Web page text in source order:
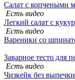
Салат с копчеными
Есть видео
Легкий салат с
Есть видео
Вареники со
Заварное тесто для
Есть видео
Чизкейк без выпечки